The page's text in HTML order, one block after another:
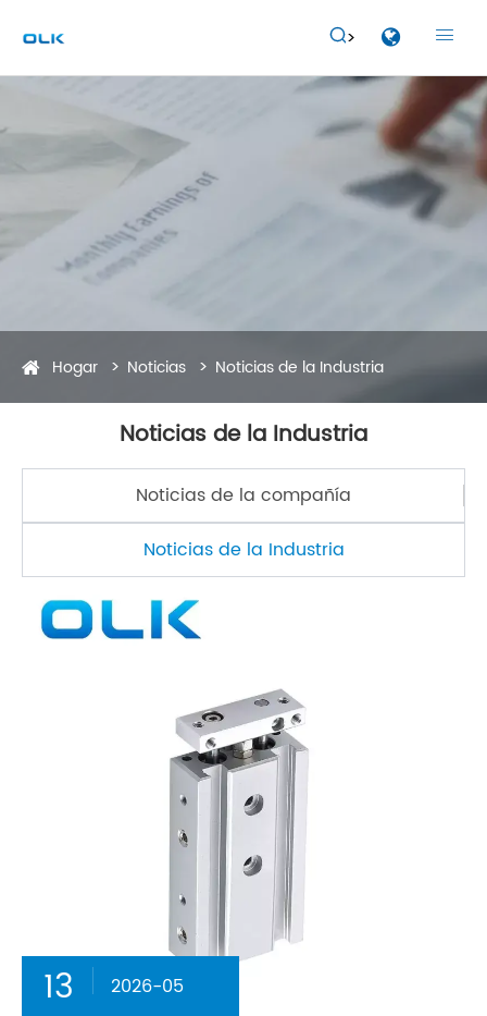
 
Hogar Noticias Noticias de la Industria
Noticias de la Industria
Noticias de la compañía
Noticias de la Industria
13 2026-05